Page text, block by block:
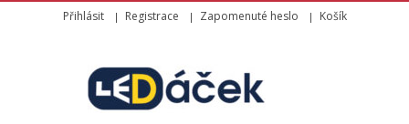
Přihlásit Registrace Zapomenuté heslo Košík